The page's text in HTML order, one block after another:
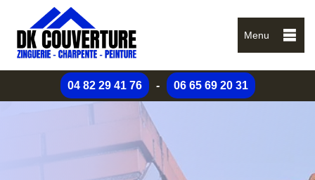
Menu
04 82 29 41 76 - 06 65 69 20 31